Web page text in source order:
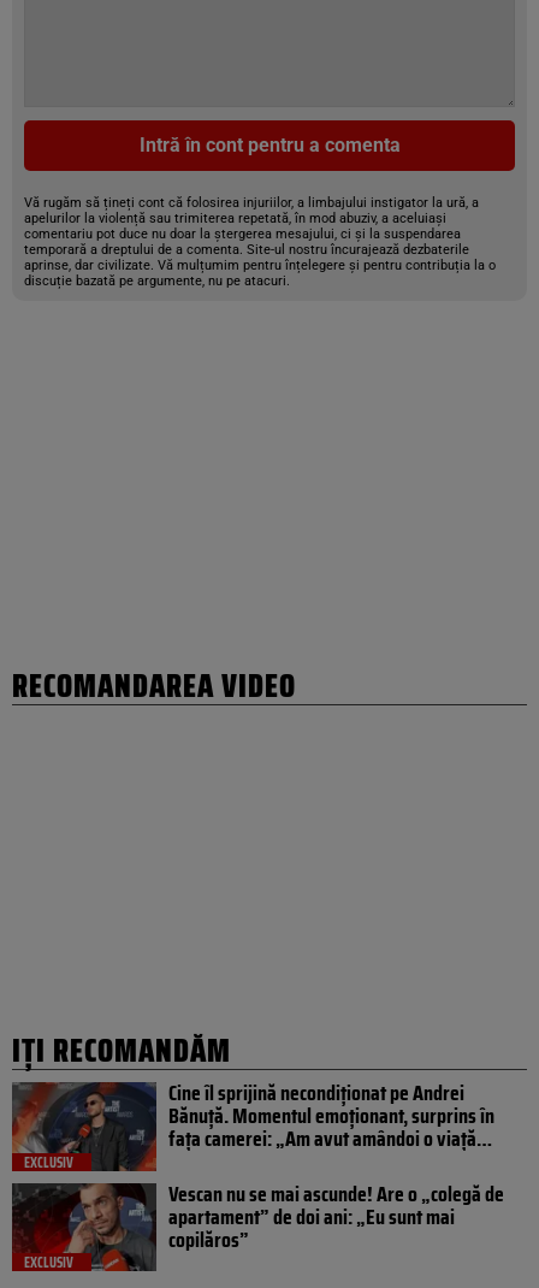
Intră în cont pentru a comenta
Vă rugăm să țineți cont că folosirea injuriilor, a limbajului instigator la ură, a
apelurilor la violență sau trimiterea repetată, în mod abuziv, a aceluiași
comentariu pot duce nu doar la ștergerea mesajului, ci și la suspendarea
temporară a dreptului de a comenta. Site-ul nostru încurajează dezbaterile
aprinse, dar civilizate. Vă mulțumim pentru înțelegere și pentru contribuția la o
discuție bazată pe argumente, nu pe atacuri.
RECOMANDAREA VIDEO
IȚI RECOMANDĂM
EXCLUSIV
Cine îl sprijină necondiționat pe Andrei
Bănuță. Momentul emoționant, surprins în
fața camerei: „Am avut amândoi o viață…
EXCLUSIV
Vescan nu se mai ascunde! Are o „colegă de
apartament” de doi ani: „Eu sunt mai
copilăros”